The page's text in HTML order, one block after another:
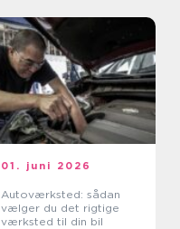
01. juni 2026
Autoværksted: sådan
vælger du det rigtige
værksted til din bil